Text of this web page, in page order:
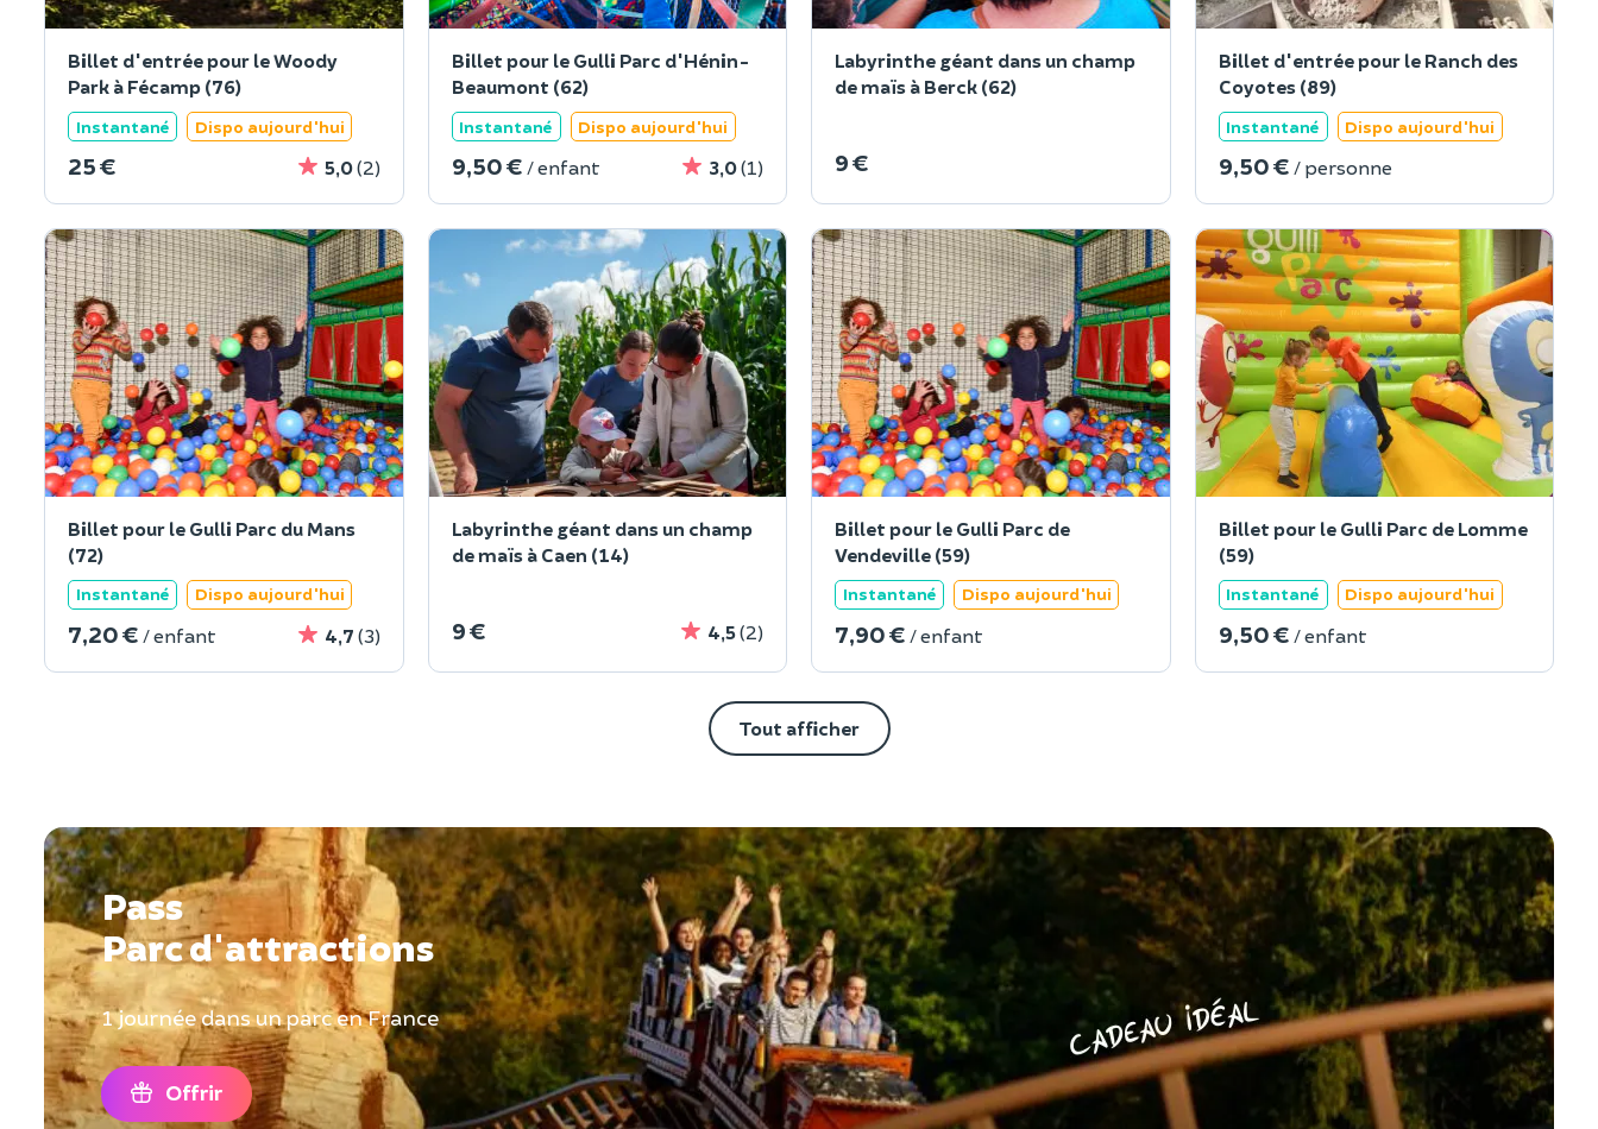
Billet d'entrée pour le Woody
Park à Fécamp (76)
Instantané Dispo aujourd'hui
25 € 5,0(2)
Billet pour le Gulli Parc d'Hénin-
Beaumont (62)
Instantané Dispo aujourd'hui
9,50 € / enfant 3,0(1)
Labyrinthe géant dans un champ
de maïs à Berck (62)
9 €
Billet d'entrée pour le Ranch des
Coyotes (89)
Instantané Dispo aujourd'hui
9,50 € / personne
Billet pour le Gulli Parc du Mans
(72)
Instantané Dispo aujourd'hui
7,20 € / enfant 4,7 (3)
Labyrinthe géant dans un champ
de maïs à Caen (14)
9 € 4,5(2)
Billet pour le Gulli Parc de
Vendeville (59)
Instantané Dispo aujourd'hui
7,90 € / enfant
Billet pour le Gulli Parc de Lomme
(59)
Instantané Dispo aujourd'hui
9,50 € / enfant
Tout afficher
Pass
Parc d'attractions
1 journée dans un parc en France
Offrir